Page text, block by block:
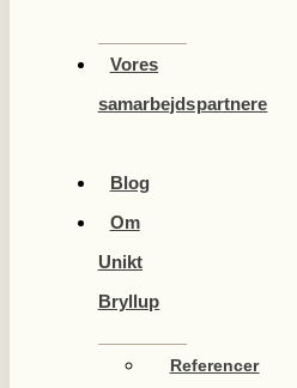
Vores
samarbejdspartnere
Blog
Om
Unikt
Bryllup
Referencer